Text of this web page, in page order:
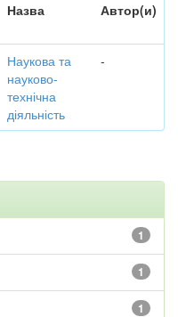
Назва Автор(и)
Наукова та
науково-
технічна
діяльність
-
1
1
1